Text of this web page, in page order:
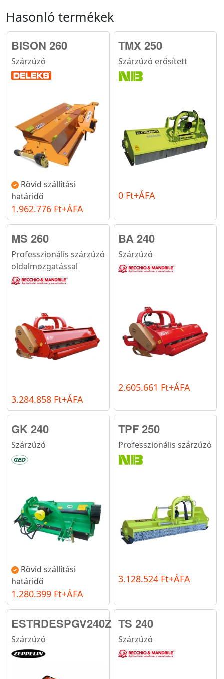
Hasonló termékek
BISON 260
Szárzúzó
Rövid szállítási
határidő
1.962.776 Ft+ÁFA
TMX 250
Szárzúzó erősített
0 Ft+ÁFA
MS 260
Professzionális szárzúzó
oldalmozgatással
3.284.858 Ft+ÁFA
BA 240
Szárzúzó
2.605.661 Ft+ÁFA
GK 240
Szárzúzó
Rövid szállítási
határidő
1.280.399 Ft+ÁFA
TPF 250
Professzionális szárzúzó
3.128.524 Ft+ÁFA
ESTRDESPGV240Z
Szárzúzó
TS 240
Szárzúzó